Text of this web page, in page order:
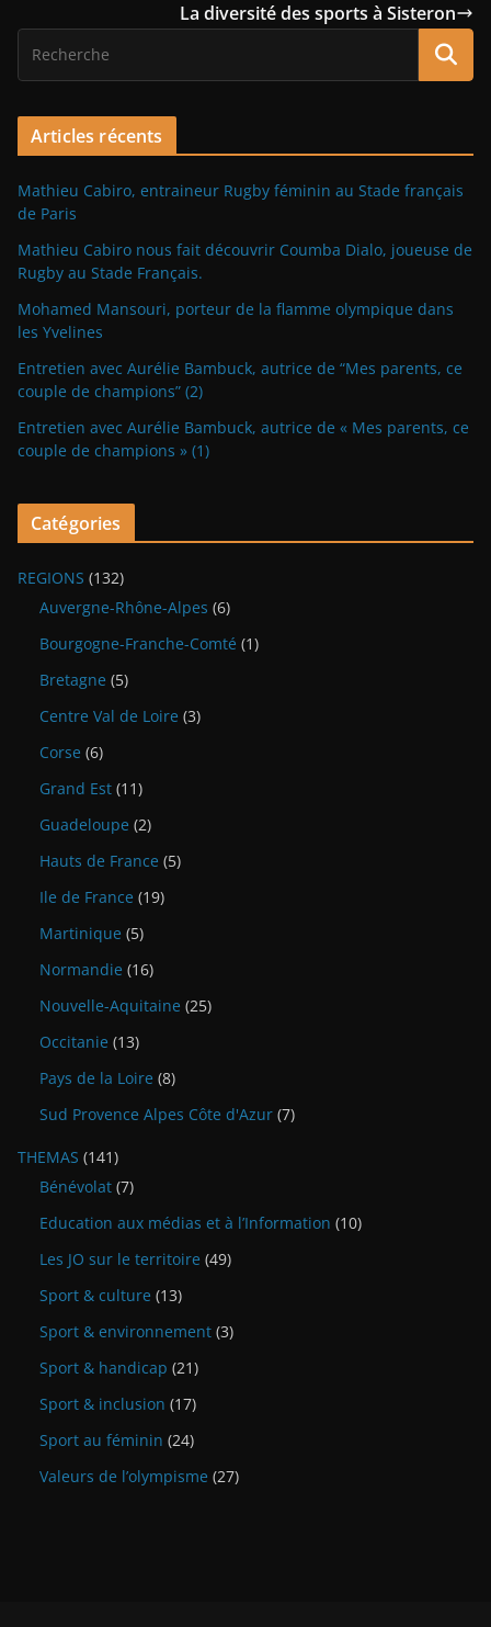
La diversité des sports à Sisteron
Articles récents
Mathieu Cabiro, entraineur Rugby féminin au Stade français
de Paris
Mathieu Cabiro nous fait découvrir Coumba Dialo, joueuse de
Rugby au Stade Français.
Mohamed Mansouri, porteur de la flamme olympique dans
les Yvelines
Entretien avec Aurélie Bambuck, autrice de “Mes parents, ce
couple de champions” (2)
Entretien avec Aurélie Bambuck, autrice de « Mes parents, ce
couple de champions » (1)
Catégories
REGIONS (132)
Auvergne-Rhône-Alpes (6)
Bourgogne-Franche-Comté (1)
Bretagne (5)
Centre Val de Loire (3)
Corse (6)
Grand Est (11)
Guadeloupe (2)
Hauts de France (5)
Ile de France (19)
Martinique (5)
Normandie (16)
Nouvelle-Aquitaine (25)
Occitanie (13)
Pays de la Loire (8)
Sud Provence Alpes Côte d'Azur (7)
THEMAS (141)
Bénévolat (7)
Education aux médias et à l’Information (10)
Les JO sur le territoire (49)
Sport & culture (13)
Sport & environnement (3)
Sport & handicap (21)
Sport & inclusion (17)
Sport au féminin (24)
Valeurs de l’olympisme (27)